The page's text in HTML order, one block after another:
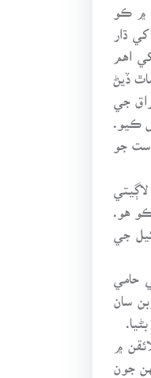
۾ ڪو
ڌار
اهم
ڏيڻ
جي
نظريو پيش ڪيو.
جو
هو.
جي
حامي
سان
۾
جون